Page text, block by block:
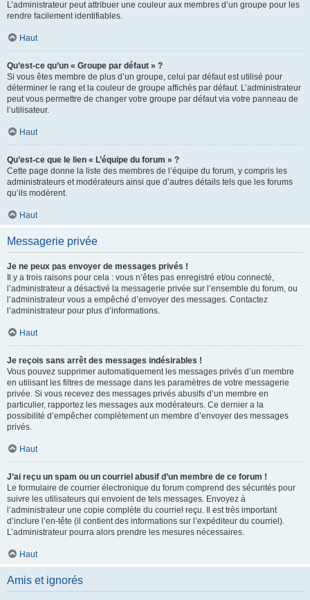
L’administrateur peut attribuer une couleur aux membres d’un groupe pour les
rendre facilement identifiables.
Haut
Qu’est-ce qu’un « Groupe par défaut » ?
Si vous êtes membre de plus d’un groupe, celui par défaut est utilisé pour
déterminer le rang et la couleur de groupe affichés par défaut. L’administrateur
peut vous permettre de changer votre groupe par défaut via votre panneau de
l’utilisateur.
Haut
Qu’est-ce que le lien « L’équipe du forum » ?
Cette page donne la liste des membres de l’équipe du forum, y compris les
administrateurs et modérateurs ainsi que d’autres détails tels que les forums
qu’ils modèrent.
Haut
Messagerie privée
Je ne peux pas envoyer de messages privés !
Il y a trois raisons pour cela : vous n’êtes pas enregistré et/ou connecté,
l’administrateur a désactivé la messagerie privée sur l’ensemble du forum, ou
l’administrateur vous a empêché d’envoyer des messages. Contactez
l’administrateur pour plus d’informations.
Haut
Je reçois sans arrêt des messages indésirables !
Vous pouvez supprimer automatiquement les messages privés d’un membre
en utilisant les filtres de message dans les paramètres de votre messagerie
privée. Si vous recevez des messages privés abusifs d’un membre en
particulier, rapportez les messages aux modérateurs. Ce dernier a la
possibilité d’empêcher complètement un membre d’envoyer des messages
privés.
Haut
J’ai reçu un spam ou un courriel abusif d’un membre de ce forum !
Le formulaire de courrier électronique du forum comprend des sécurités pour
suivre les utilisateurs qui envoient de tels messages. Envoyez à
l’administrateur une copie complète du courriel reçu. Il est très important
d’inclure l’en-tête (il contient des informations sur l’expéditeur du courriel).
L’administrateur pourra alors prendre les mesures nécessaires.
Haut
Amis et ignorés